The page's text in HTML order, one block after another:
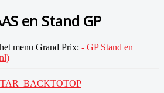
en Stand GP
menu Grand Prix: - GP Stand en